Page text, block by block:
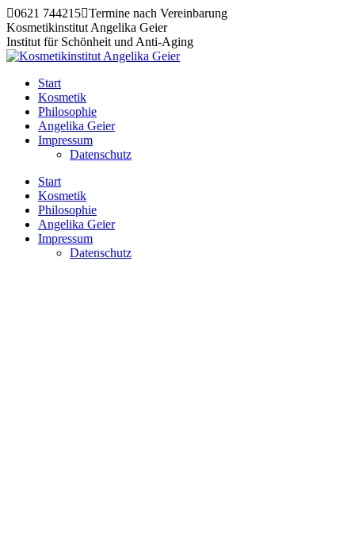
Zum
Inhalt
springen
0621 744215 Termine nach Vereinbarung
Kosmetikinstitut Angelika Geier
Institut für Schönheit und Anti-Aging
Start
Kosmetik
Philosophie
Angelika Geier
Impressum
Datenschutz
Start
Kosmetik
Philosophie
Angelika Geier
Impressum
Datenschutz